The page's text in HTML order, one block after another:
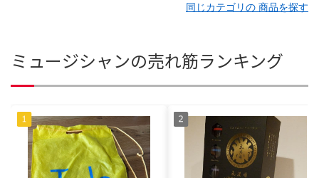
同じカテゴリの 商品を探す
ミュージシャンの売れ筋ランキング